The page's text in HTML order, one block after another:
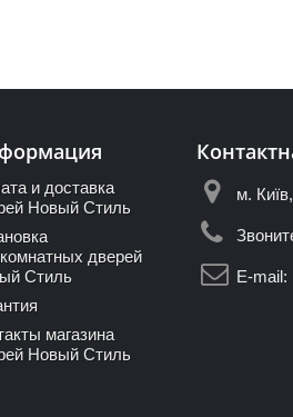
и доставка
Новый Стиль
дверей
Стиль
магазина
Новый Стиль
м.
E-mail: